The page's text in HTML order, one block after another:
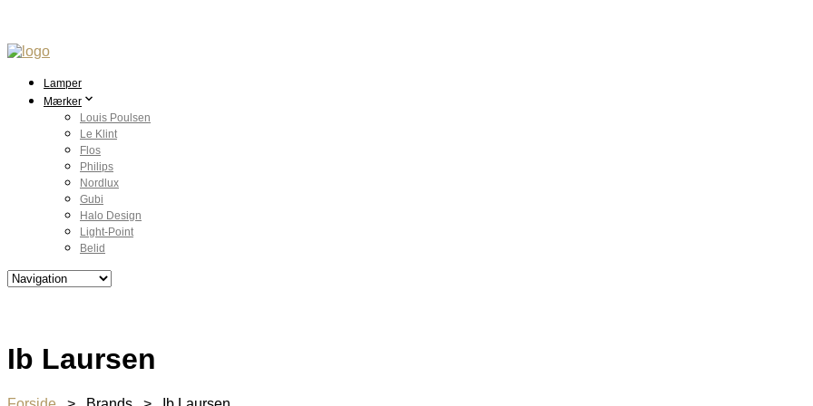
Lamper
Mærker
Louis Poulsen
Le Klint
Flos
Philips
Nordlux
Gubi
Halo Design
Light-Point
Belid
Ib Laursen